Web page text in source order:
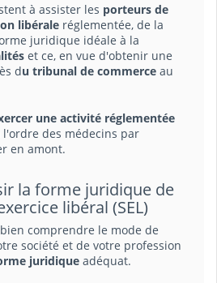
à assister les porteurs de
libérale réglementée, de la
juridique idéale à la
et ce, en vue d'obtenir une
du tribunal de commerce au
une activité réglementée
des médecins par
en amont.
la forme juridique de
libéral (SEL)
comprendre le mode de
société et de votre profession
juridique adéquat.